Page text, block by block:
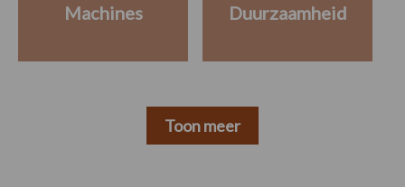
Machines Duurzaamheid
Toon meer